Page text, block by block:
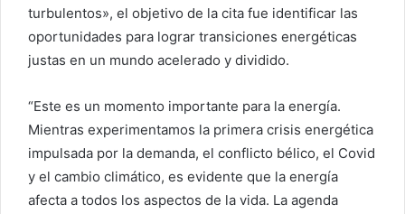
turbulentos», el objetivo de la cita fue identificar las
oportunidades para lograr transiciones energéticas
justas en un mundo acelerado y dividido.
“Este es un momento importante para la energía.
Mientras experimentamos la primera crisis energética
impulsada por la demanda, el conflicto bélico, el Covid
y el cambio climático, es evidente que la energía
afecta a todos los aspectos de la vida. La agenda